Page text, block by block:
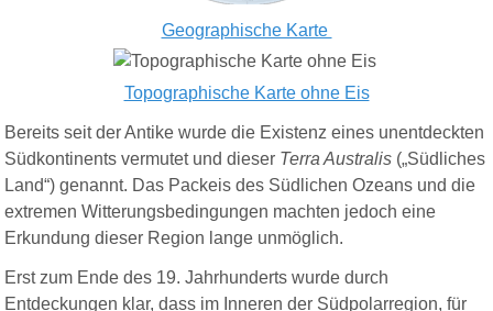
Geographische Karte
Topographische Karte ohne Eis
Bereits seit der Antike wurde die Existenz eines unentdeckten
Südkontinents vermutet und dieser Terra Australis („Südliches
Land“) genannt. Das Packeis des Südlichen Ozeans und die
extremen Witterungsbedingungen machten jedoch eine
Erkundung dieser Region lange unmöglich.
Erst zum Ende des 19. Jahrhunderts wurde durch
Entdeckungen klar, dass im Inneren der Südpolarregion, für